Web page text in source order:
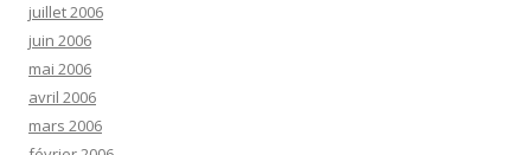
juillet 2006
juin 2006
mai 2006
avril 2006
mars 2006